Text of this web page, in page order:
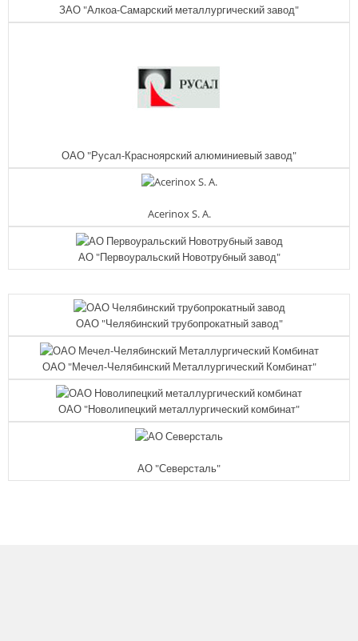
ЗАО "Алкоа-Самарский металлургический завод"
ОАО "Русал-Красноярский алюминиевый завод"
Acerinox S. A.
АО "Первоуральский Новотрубный завод"
ОАО "Челябинский трубопрокатный завод"
ОАО "Мечел-Челябинский Металлургический Комбинат"
ОАО "Новолипецкий металлургический комбинат"
АО "Северсталь"